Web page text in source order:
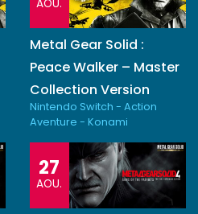
AOU.
Metal Gear Solid :
Peace Walker – Master
Collection Version
Nintendo Switch - Action
Aventure - Konami
27
AOU.